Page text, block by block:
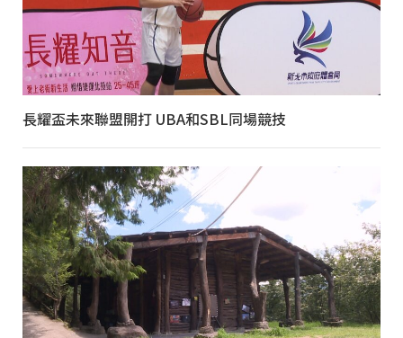
長耀盃未來聯盟開打 UBA和SBL同場競技